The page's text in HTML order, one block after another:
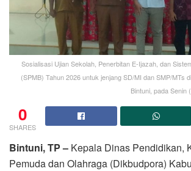
Sosialisasi Ujian Sekolah, Penerbitan E-Ijazah, dan
(SPMB) Tahun 2026 untuk jenjang SD/MI dan SMP/MTs
Bintuni, pada Senin
0
SHARES
Bintuni, TP – Kepala Dinas Pendidikan,
Pemuda dan Olahraga (Dikbudpora)